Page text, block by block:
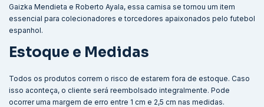
Gaizka Mendieta e Roberto Ayala, essa camisa se tornou um item
essencial para colecionadores e torcedores apaixonados pelo futebol
espanhol.
Estoque e Medidas
Todos os produtos correm o risco de estarem fora de estoque. Caso
isso aconteça, o cliente será reembolsado integralmente. Pode
ocorrer uma margem de erro entre 1 cm e 2,5 cm nas medidas.